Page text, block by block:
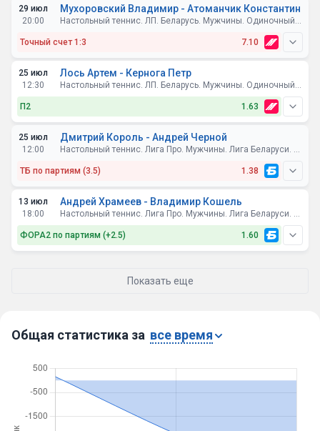
29 июл
20:00
Мухоровский Владимир - Атоманчик Константин
Настольный теннис. ЛП. Беларусь. Мужчины. Одиночный разряд
Точный счет 1:3 7.10
25 июл
12:30
Лось Артем - Кернога Петр
Настольный теннис. ЛП. Беларусь. Мужчины. Одиночный разряд
П2 1.63
25 июл
12:00
Дмитрий Король - Андрей Черной
Настольный теннис. Лига Про. Мужчины. Лига Беларуси. Стол А15
ТБ по партиям (3.5) 1.38
13 июл
18:00
Андрей Храмеев - Владимир Кошель
Настольный теннис. Лига Про. Мужчины. Лига Беларуси. Стол А15
ФОРА2 по партиям (+2.5) 1.60
Показать еще
Общая статистика за все время